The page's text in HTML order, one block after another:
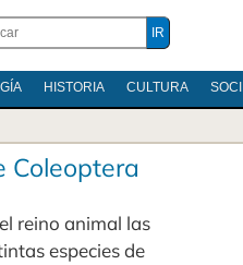
HISTORIA CULTURA
Coleoptera
reino animal las
especies de